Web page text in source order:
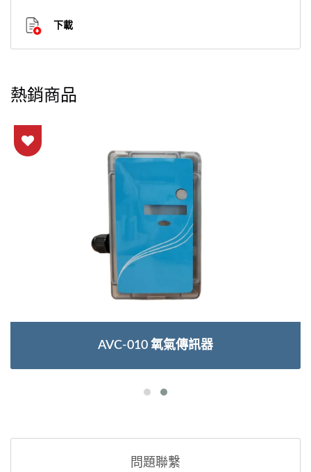
下載
熱銷商品
AVC-010 氧氣傳訊器
問題聯繫